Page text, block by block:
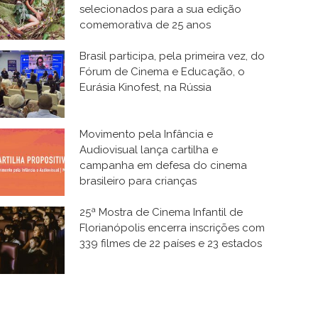
selecionados para a sua edição
comemorativa de 25 anos
Brasil participa, pela primeira vez, do
Fórum de Cinema e Educação, o
Eurásia Kinofest, na Rússia
Movimento pela Infância e
Audiovisual lança cartilha e
campanha em defesa do cinema
brasileiro para crianças
25ª Mostra de Cinema Infantil de
Florianópolis encerra inscrições com
339 filmes de 22 países e 23 estados